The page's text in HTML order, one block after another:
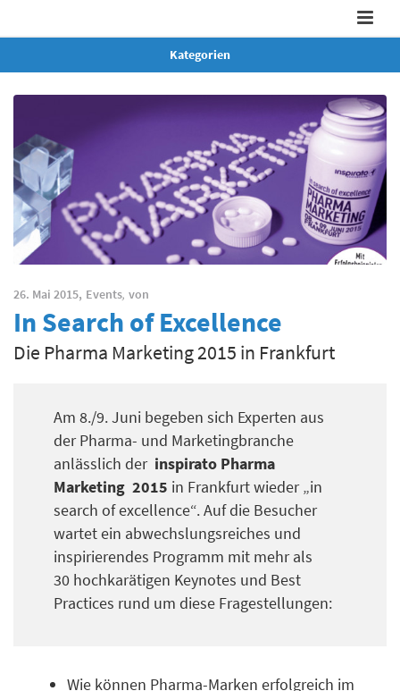
Kategorien
26. Mai 2015, Events, von
In Search of Excellence
Die Pharma Marketing 2015 in Frankfurt
Am 8./9. Juni begeben sich Experten aus
der Pharma- und Marketingbranche
anlässlich der inspirato Pharma
Marketing 2015 in Frankfurt wieder „in
search of excellence“. Auf die Besucher
wartet ein abwechslungsreiches und
inspirierendes Programm mit mehr als
30 hochkarätigen Keynotes und Best
Practices rund um diese Fragestellungen:
Wie können Pharma-Marken erfolgreich im